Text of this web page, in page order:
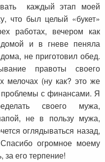
каждый этап моей
что был целый «букет»
работах, вечером как
и в гневе пеняла
не приготовил обед.
правоты своего
мелочах (ну как? это же
проблемы с финансами. Я
своего мужа,
не в пользу мужа,
оглядываться назад,
огромное моему
его терпение!